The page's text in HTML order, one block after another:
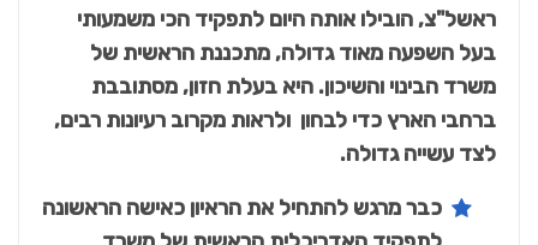
ראשל"צ, הובילו אותה היום לתפקיד הכי משמעותי
בעל השפעה מאוד גדולה, מתכננת הראשית של
משרד הבינוי והשיכון. היא בעלת חזון, מסתובבת
ברחבי הארץ כדי לבחון ולראות מקרוב רעיונות רבים,
לצד עשייה גדולה.
כבר מרגש להתחיל את הראיון כאישה הראשונה